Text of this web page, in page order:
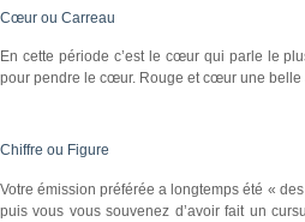
Cœur ou Carreau
En cette période c’est le cœur qui parle le
pour pendre le cœur. Rouge et cœur une belle
Chiffre ou Figure
Votre émission préférée a longtemps été «
puis vous vous souvenez d’avoir fait un